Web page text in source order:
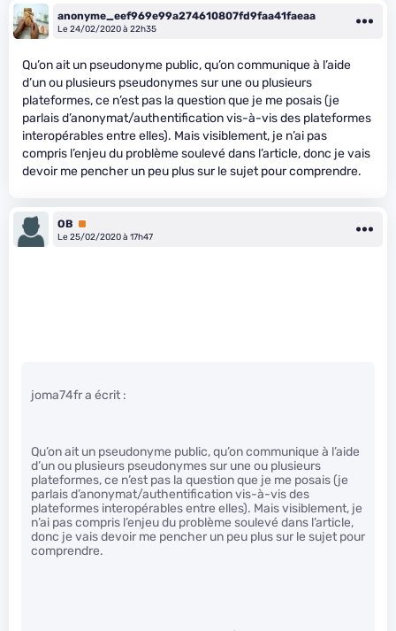
anonyme_eef969e99a274610807fd9faa41faeaa
Le 24/02/2020 à 22h35
Qu’on ait un pseudonyme public, qu’on communique à l’aide
d’un ou plusieurs pseudonymes sur une ou plusieurs
plateformes, ce n’est pas la question que je me posais (je
parlais d’anonymat/authentification vis-à-vis des plateformes
interopérables entre elles). Mais visiblement, je n’ai pas
compris l’enjeu du problème soulevé dans l’article, donc je vais
devoir me pencher un peu plus sur le sujet pour comprendre.
OB Premium
Le 25/02/2020 à 17h47
joma74fr a écrit :
Qu’on ait un pseudonyme public, qu’on communique à l’aide
d’un ou plusieurs pseudonymes sur une ou plusieurs
plateformes, ce n’est pas la question que je me posais (je
parlais d’anonymat/authentification vis-à-vis des
plateformes interopérables entre elles). Mais visiblement, je
n’ai pas compris l’enjeu du problème soulevé dans l’article,
donc je vais devoir me pencher un peu plus sur le sujet pour
comprendre.